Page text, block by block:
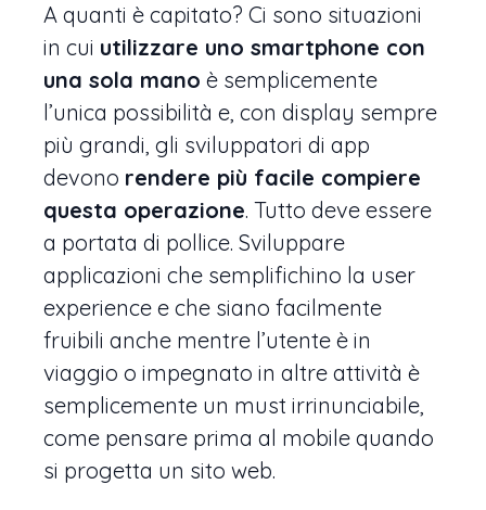
A quanti è capitato? Ci sono situazioni
in cui utilizzare uno smartphone con
una sola mano è semplicemente
l’unica possibilità e, con display sempre
più grandi, gli sviluppatori di app
devono rendere più facile compiere
questa operazione. Tutto deve essere
a portata di pollice. Sviluppare
applicazioni che semplifichino la user
experience e che siano facilmente
fruibili anche mentre l’utente è in
viaggio o impegnato in altre attività è
semplicemente un must irrinunciabile,
come pensare prima al mobile quando
si progetta un sito web.